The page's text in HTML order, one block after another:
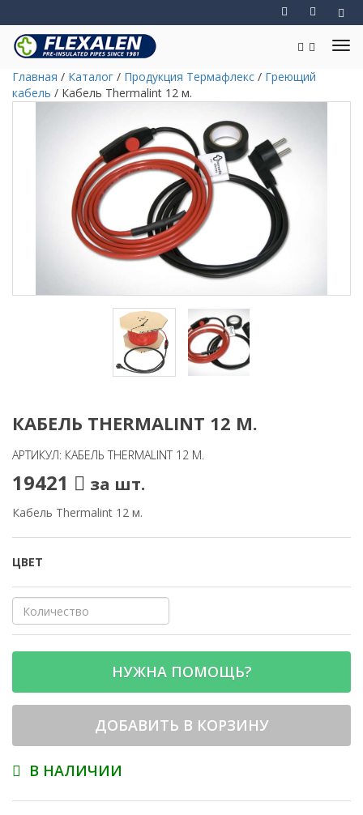
Главная / Каталог / Продукция Термафлекс / Греющий
кабель / Кабель Thermalint 12 м.
КАБЕЛЬ THERMALINT 12 М.
АРТИКУЛ: КАБЕЛЬ THERMALINT 12 М.
19421 за шт.
Кабель Thermalint 12 м.
ЦВЕТ
НУЖНА ПОМОЩЬ?
ДОБАВИТЬ В КОРЗИНУ
В НАЛИЧИИ